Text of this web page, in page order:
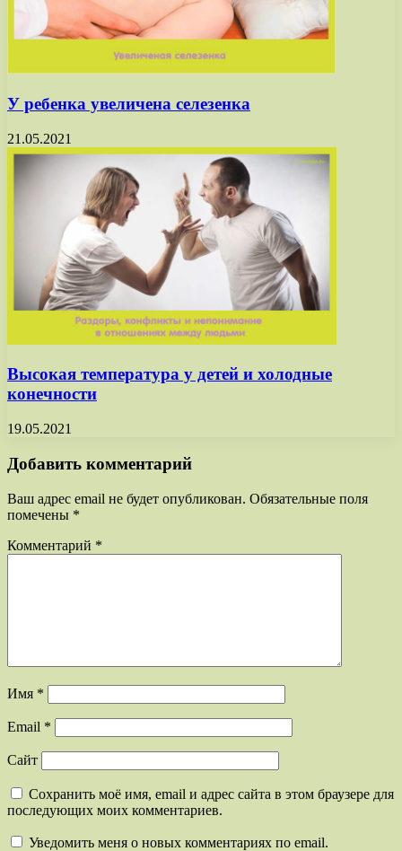
У ребенка увеличена селезенка
21.05.2021
Высокая температура у детей и холодные
конечности
19.05.2021
Добавить комментарий
Ваш адрес email не будет опубликован. Обязательные поля
помечены *
Комментарий *
Имя *
Email *
Сайт
Сохранить моё имя, email и адрес сайта в этом браузере для
последующих моих комментариев.
Уведомить меня о новых комментариях по email.